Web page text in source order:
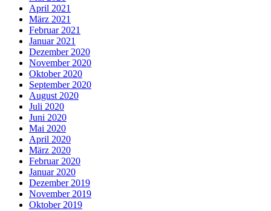
April 2021
März 2021
Februar 2021
Januar 2021
Dezember 2020
November 2020
Oktober 2020
September 2020
August 2020
Juli 2020
Juni 2020
Mai 2020
April 2020
März 2020
Februar 2020
Januar 2020
Dezember 2019
November 2019
Oktober 2019